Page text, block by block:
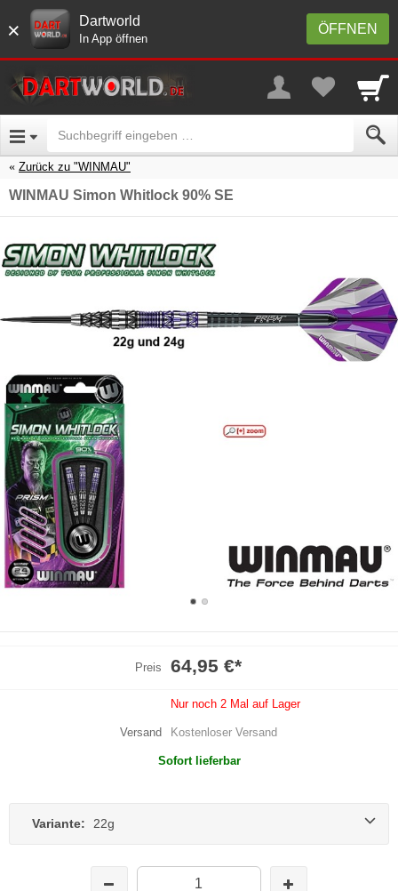
× ÖFFNEN
Dartworld
In App öffnen
Zurück zu "WINMAU"
WINMAU Simon Whitlock 90% SE
Preis 64,95 €*
Nur noch 2 Mal auf Lager
Versand Kostenloser Versand
Sofort lieferbar
Variante: 22g